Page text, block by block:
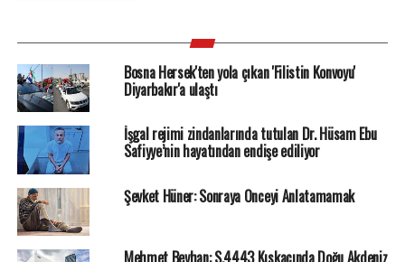
Bosna Hersek'ten yola çıkan 'Filistin Konvoyu'
Diyarbakır'a ulaştı
İşgal rejimi zindanlarında tutulan Dr. Hüsam Ebu
Safiyye’nin hayatından endişe ediliyor
Şevket Hüner: Sonraya Önceyi Anlatamamak